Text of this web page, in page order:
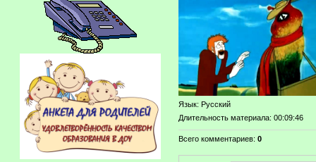
Язык: Русский
Длительность материала: 00:09:46
Всего комментариев: 0